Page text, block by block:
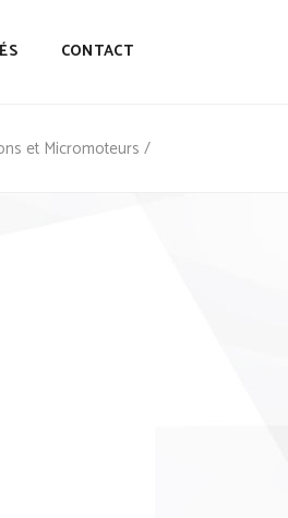
CONTACT
et Micromoteurs/